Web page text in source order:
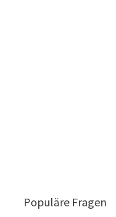
Populäre Fragen